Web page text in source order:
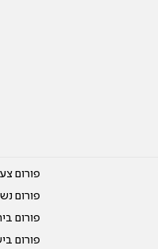
פורום
פורום
פורום
פורום